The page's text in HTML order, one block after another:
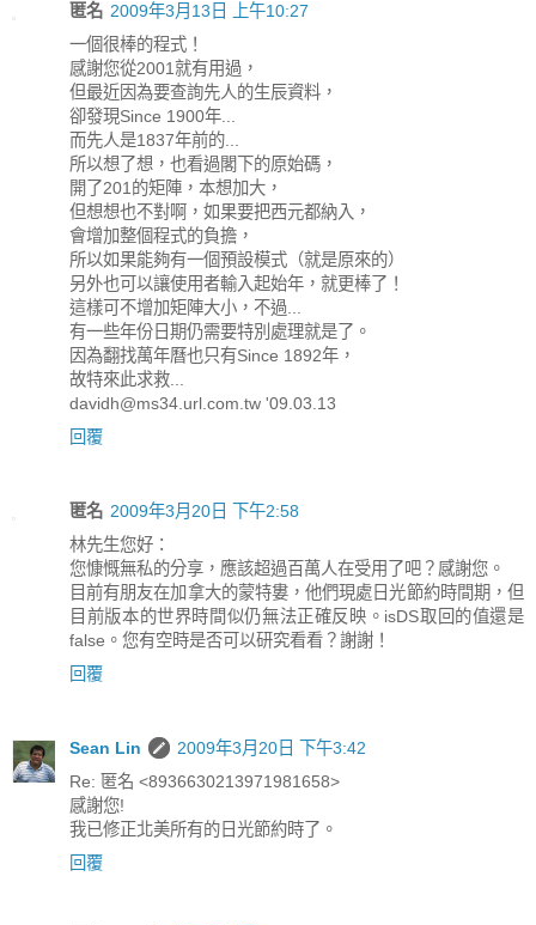
匿名 2009年3月13日 上午10:27
一個很棒的程式！
感謝您從2001就有用過，
但最近因為要查詢先人的生辰資料，
卻發現Since 1900年...
而先人是1837年前的...
所以想了想，也看過閣下的原始碼，
開了201的矩陣，本想加大，
但想想也不對啊，如果要把西元都納入，
會增加整個程式的負擔，
所以如果能夠有一個預設模式（就是原來的）
另外也可以讓使用者輸入起始年，就更棒了！
這樣可不增加矩陣大小，不過...
有一些年份日期仍需要特別處理就是了。
因為翻找萬年曆也只有Since 1892年，
故特來此求救...
davidh@ms34.url.com.tw '09.03.13
回覆
匿名 2009年3月20日 下午2:58
林先生您好：
您慷慨無私的分享，應該超過百萬人在受用了吧？感謝您。
目前有朋友在加拿大的蒙特婁，他們現處日光節約時間期，但
目前版本的世界時間似仍無法正確反映。isDS取回的值還是
false。您有空時是否可以研究看看？謝謝！
回覆
Sean Lin
2009年3月20日 下午3:42
Re: 匿名 <8936630213971981658>
感謝您!
我已修正北美所有的日光節約時了。
回覆